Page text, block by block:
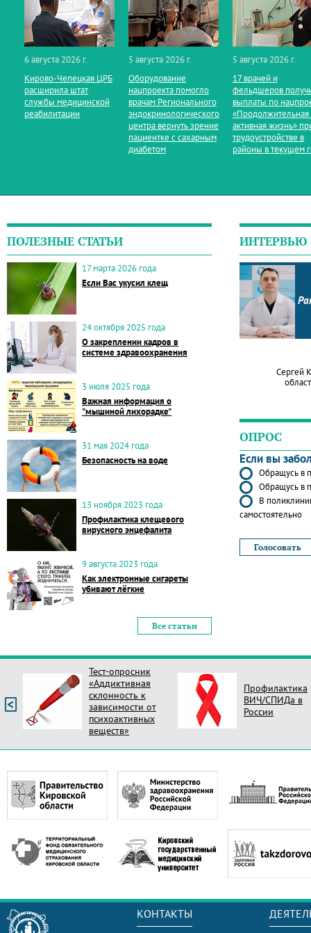
6 августа 2026 г.
Кирово‑Чепецкая ЦРБ
расширила штат
службы медицинской
реабилитации
5 августа 2026 г.
Оборудование
нацпроекта помогло
врачам Регионального
эндокринологического
центра вернуть зрение
пациентке с сахарным
диабетом
5 августа 2026 г.
17 врачей и
фельдшеров
выплаты по
«Продолжительная
активная жизнь»
трудоустройстве в
районы в текущем
ПОЛЕЗНЫЕ СТАТЬИ
17 марта 2026 года
Если Вас укусил клещ
24 октября 2025 года
О закреплении кадров в
системе здравоохранения
3 июля 2025 года
Важная информация о
"мышиной лихорадке"
31 мая 2024 года
Безопасность на воде
13 ноября 2023 года
Профилактика клещевого
вирусного энцефалита
9 августа 2023 года
Как электронные сигареты
убивают лёгкие
Все статьи
ИНТЕРВЬЮ
Сергей
ОПРОС
Если вы
Обращусь в
Обращусь в
В
самостоятельно
Тест-опросник
«Аддиктивная
склонность к
зависимости от
психоактивных
веществ»
Профилактика
ВИЧ/СПИДа в
России
КОНТАКТЫ